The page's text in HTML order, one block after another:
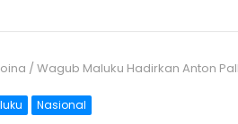
/Wagub Maluku Hadirkan Anton
Nasional